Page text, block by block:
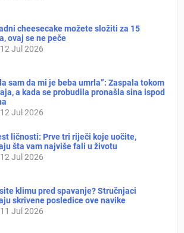
cheesecake možete složiti za 15
ovaj se ne peče
12 Jul 2026
sam da mi je beba umrla”: Zaspala tokom
a kada se probudila pronašla sina ispod
12 Jul 2026
ličnosti: Prve tri riječi koje uočite,
šta vam najviše fali u životu
12 Jul 2026
klimu pred spavanje? Stručnjaci
skrivene posledice ove navike
11 Jul 2026